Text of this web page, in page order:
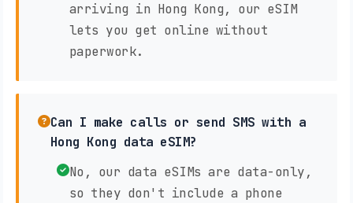
arriving in Hong Kong, our eSIM
lets you get online without
paperwork.
Can I make calls or send SMS with a
Hong Kong data eSIM?
No, our data eSIMs are data-only,
so they don't include a phone